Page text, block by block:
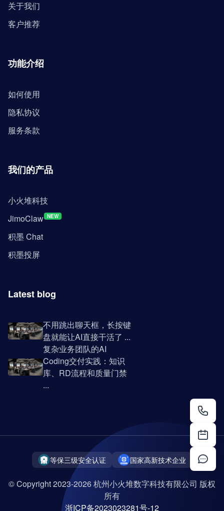
关于我们
客户推荐
功能介绍
如何使用
隐私协议
服务条款
我们的产品
小火堆科技
JimoClaw NEW
积墨 Chat
积墨投屏
Latest blog
不用跳出聊天框，长按键
盘就能让AI直接干活了 ...
复杂业务团队的AI
Coding交付实践：知识
库、RD流程和质量门禁
...
等保三级安全认证 国家高新技术企业
© Copyright 2023-2026 杭州小火堆数字科技有限公司 版权
所有
浙ICP备2023023281号-12